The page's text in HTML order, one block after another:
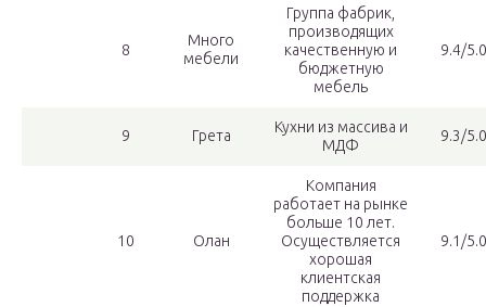
8
Много
мебели
Группа фабрик,
производящих
качественную и
бюджетную
мебель
9.4/5.0
9 Грета
Кухни из массива и
МДФ
9.3/5.0
10 Олан
Компания
работает на рынке
больше 10 лет.
Осуществляется
хорошая
клиентская
поддержка
9.1/5.0